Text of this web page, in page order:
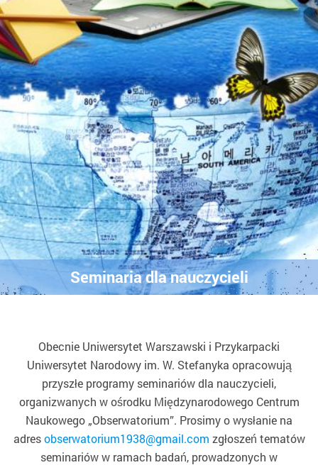
Seminaria dla nauczycieli
Obecnie Uniwersytet Warszawski i Przykarpacki
Uniwersytet Narodowy im. W. Stefanyka opracowują
przyszłe programy seminariów dla nauczycieli,
organizwanych w ośrodku Międzynarodowego Centrum
Naukowego „Obserwatorium”. Prosimy o wysłanie na
adresobserwatorium1938@gmail.com zgłoszeń tematów
seminariów w ramach badań, prowadzonych w